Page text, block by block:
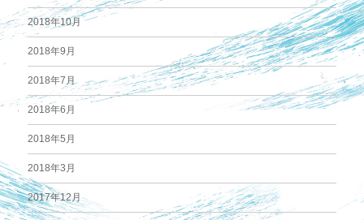
2018年10月
2018年9月
2018年7月
2018年6月
2018年5月
2018年3月
2017年12月